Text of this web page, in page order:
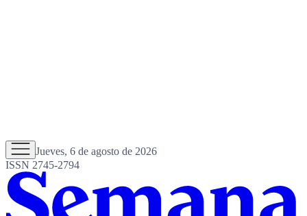
Jueves, 6 de agosto de 2026
ISSN 2745-2794